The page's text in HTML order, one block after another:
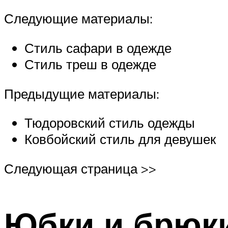
Следующие материалы:
Стиль сафари в одежде
Стиль треш в одежде
Предыдущие материалы:
Тюдоровский стиль одежды
Ковбойский стиль для девушек
Следующая страница >>